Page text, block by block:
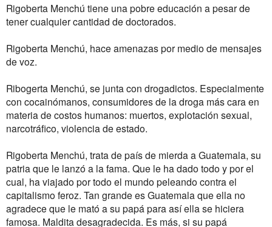
Rigoberta Menchú tiene una pobre educación a pesar de
tener cualquier cantidad de doctorados.
Rigoberta Menchú, hace amenazas por medio de mensajes
de voz.
Ribogerta Menchú, se junta con drogadictos. Especialmente
con cocainómanos, consumidores de la droga más cara en
materia de costos humanos: muertos, explotación sexual,
narcotráfico, violencia de estado.
Rigoberta Menchú, trata de país de mierda a Guatemala, su
patria que le lanzó a la fama. Que le ha dado todo y por el
cual, ha viajado por todo el mundo peleando contra el
capitalismo feroz. Tan grande es Guatemala que ella no
agradece que le mató a su papá para así ella se hiciera
famosa. Maldita desagradecida. Es más, si su papá